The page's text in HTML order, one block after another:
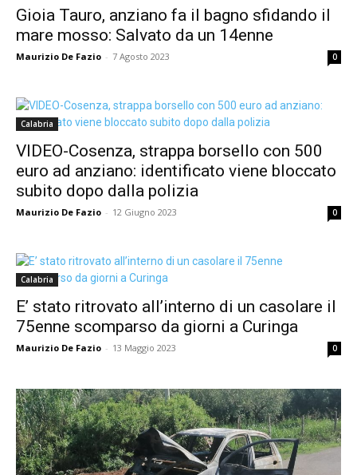
Gioia Tauro, anziano fa il bagno sfidando il
mare mosso: Salvato da un 14enne
Maurizio De Fazio - 7 Agosto 2023 0
Calabria
VIDEO-Cosenza, strappa borsello con 500
euro ad anziano: identificato viene bloccato
subito dopo dalla polizia
Maurizio De Fazio - 12 Giugno 2023 0
Calabria
E’ stato ritrovato all’interno di un casolare il
75enne scomparso da giorni a Curinga
Maurizio De Fazio - 13 Maggio 2023 0